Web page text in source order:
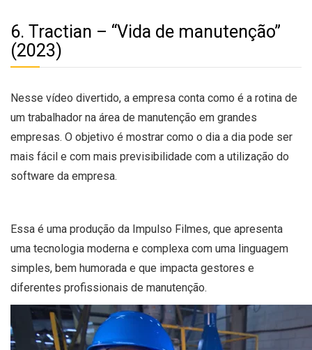
6. Tractian – “Vida de manutenção”
(2023)
Nesse vídeo divertido, a empresa conta como é a rotina de
um trabalhador na área de manutenção em grandes
empresas. O objetivo é mostrar como o dia a dia pode ser
mais fácil e com mais previsibilidade com a utilização do
software da empresa.
Essa é uma produção da Impulso Filmes, que apresenta
uma tecnologia moderna e complexa com uma linguagem
simples, bem humorada e que impacta gestores e
diferentes profissionais de manutenção.